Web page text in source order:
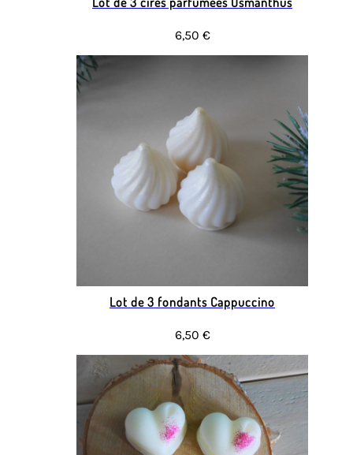
6,50 €
Lot de 3 fondants Cappuccino
6,50 €